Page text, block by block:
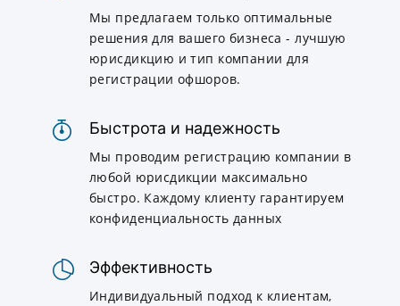
Мы предлагаем только оптимальные
решения для вашего бизнеса - лучшую
юрисдикцию и тип компании для
регистрации офшоров.
Быстрота и надежность
Мы проводим регистрацию компании в
любой юрисдикции максимально
быстро. Каждому клиенту гарантируем
конфиденциальность данных
Эффективность
Индивидуальный подход к клиентам,